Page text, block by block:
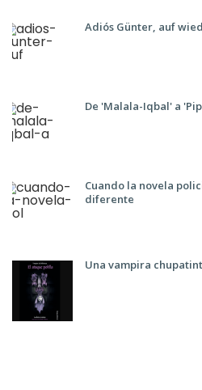
Adiós Günter, auf
De 'Malala-Iqbal' a
Cuando la novela
diferente
Una vampira